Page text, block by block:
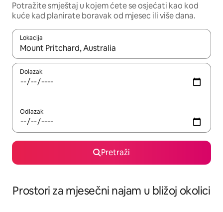
Potražite smještaj u kojem ćete se osjećati kao kod
kuće kad planirate boravak od mjesec ili više dana.
Lokacija
Kada budu dostupni rezultati, moći ćete ih pregledati
Dolazak
Odlazak
Pretraži
Prostori za mjesečni najam u bližoj okolici